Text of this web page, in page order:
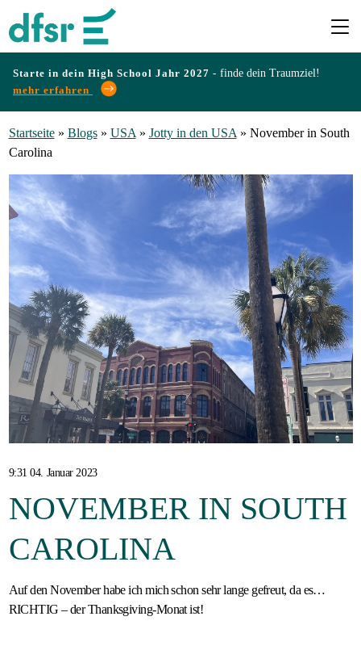
Starte in dein High School Jahr 2027 - finde dein Traumziel!
mehr erfahren
Programme
Infos
Erfahrungen
Preise
Gastfamilie
werden
Startseite» Blogs» USA» Jotty in den USA» November in South
Carolina
9:31 04. Januar 2023
NOVEMBER IN SOUTH
CAROLINA
Auf den November habe ich mich schon sehr lange gefreut, da es…
RICHTIG – der Thanksgiving-Monat ist!